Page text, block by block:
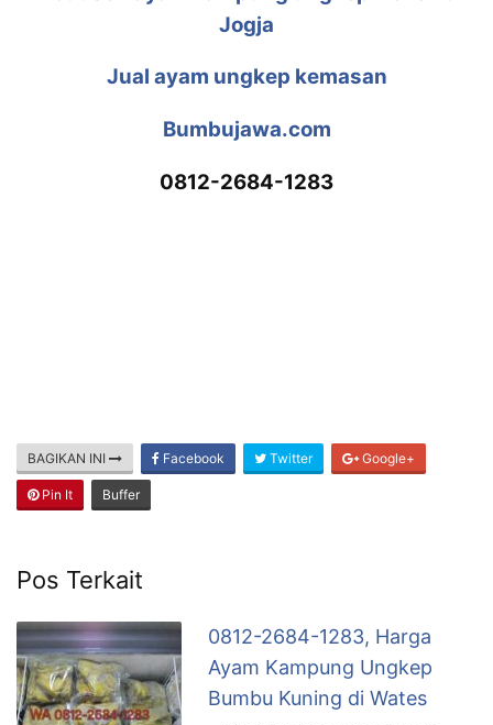
Jogja
Jual ayam ungkep kemasan
Bumbujawa.com
0812-2684-1283
BAGIKAN INI Facebook Twitter Google+
Pin It Buffer
Pos Terkait
0812-2684-1283, Harga
Ayam Kampung Ungkep
Bumbu Kuning di Wates